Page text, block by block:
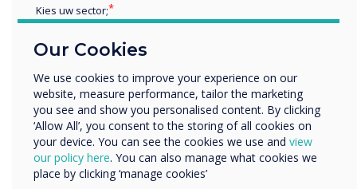
71% gaf aan het informele gesprek van het
kantoor te missen (Unipos)
Een ander probleem is het ad-hoc delen van
kennis, ideeën en vaardigheden - gebruikelijk in
de meeste kantoren, is moeilijk te repliceren op
digitale communicatieplatforms, zoals Zoom of
Microsoft Teams. Om hybride werken op de
lange termijn succesvol te laten zijn, moeten
Our Cookies
We use cookies to improve your experience on our
website, measure performance, tailor the marketing
you see and show you personalised content. By clicking
‘Allow All’, you consent to the storing of all cookies on
your device. You can see the cookies we use and view
our policy here. You can also manage what cookies we
place by clicking ‘manage cookies’
Kies uw sector;
Zakelijke dienstverlening
Bedrijfsnaam
We willen graag contact met u opnemen over onze
producten en diensten (via e-mail, telefoon of post).